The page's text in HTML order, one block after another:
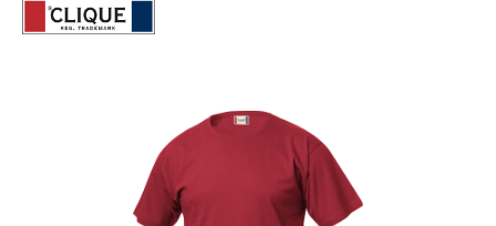
Bildergalerie überspringen